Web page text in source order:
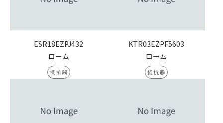
ESR18EZPJ432
ローム
抵抗器
KTR03EZPF5603
ローム
抵抗器